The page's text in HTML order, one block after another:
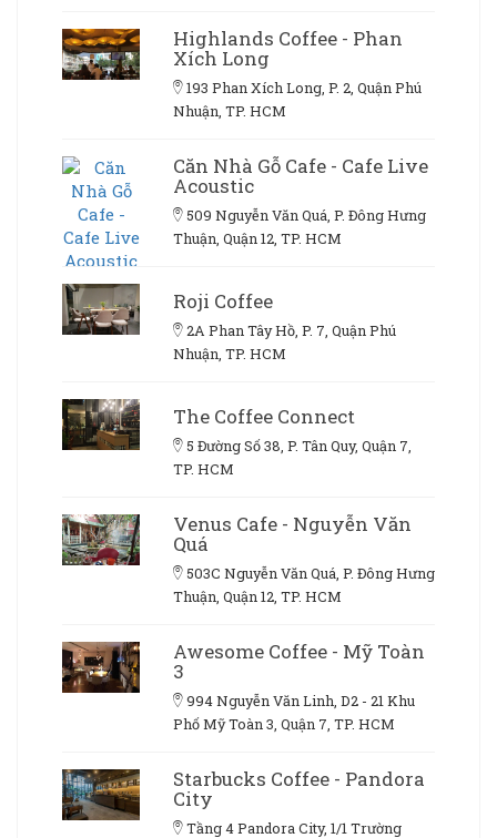
Highlands Coffee - Phan
Xích Long
193 Phan Xích Long, P. 2, Quận Phú
Nhuận, TP. HCM
Căn Nhà Gỗ Cafe - Cafe Live
Acoustic
509 Nguyễn Văn Quá, P. Đông Hưng
Thuận, Quận 12, TP. HCM
Roji Coffee
2A Phan Tây Hồ, P. 7, Quận Phú
Nhuận, TP. HCM
The Coffee Connect
5 Đường Số 38, P. Tân Quy, Quận 7,
TP. HCM
Venus Cafe - Nguyễn Văn
Quá
503C Nguyễn Văn Quá, P. Đông Hưng
Thuận, Quận 12, TP. HCM
Awesome Coffee - Mỹ Toàn
3
994 Nguyễn Văn Linh, D2 - 21 Khu
Phố Mỹ Toàn 3, Quận 7, TP. HCM
Starbucks Coffee - Pandora
City
Tầng 4 Pandora City, 1/1 Trường